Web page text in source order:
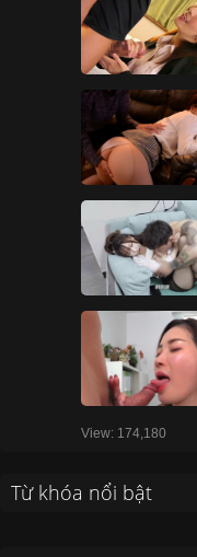
View: 174,180
Từ khóa nổi bật